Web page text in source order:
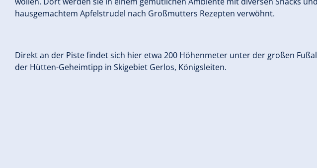
hausgemachtem Apfelstrudel nach Großmutters Rezepten verwöhnt.
Direkt an der Piste findet sich hier etwa 200 Höhenmeter unter der großen
der Hütten-Geheimtipp in Skigebiet Gerlos, Königsleiten.